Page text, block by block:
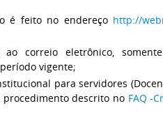
é feito no endereço http://
correio eletrônico,
vigente;
para servidores
procedimento descrito no FAQ -